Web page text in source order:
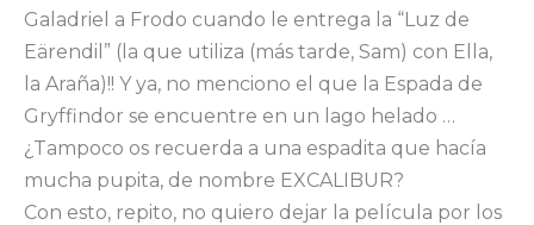
Galadriel a Frodo cuando le entrega la “Luz de
Eärendil” (la que utiliza (más tarde, Sam) con Ella,
la Araña)!! Y ya, no menciono el que la Espada de
Gryffindor se encuentre en un lago helado …
¿Tampoco os recuerda a una espadita que hacía
mucha pupita, de nombre EXCALIBUR?
Con esto, repito, no quiero dejar la película por los